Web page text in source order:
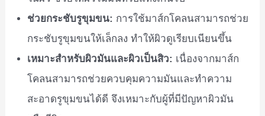
ช่วยกระชับรูขุมขน: การใช้มาส์กโคลนสามารถช่วย
กระชับรูขุมขนให้เล็กลง ทำให้ผิวดูเรียบเนียนขึ้น
เหมาะสำหรับผิวมันและผิวเป็นสิว: เนื่องจากมาส์ก
โคลนสามารถช่วยควบคุมความมันและทำความ
สะอาดรูขุมขนได้ดี จึงเหมาะกับผู้ที่มีปัญหาผิวมัน